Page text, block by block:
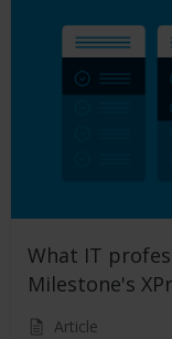
What IT
Milestone's
Article